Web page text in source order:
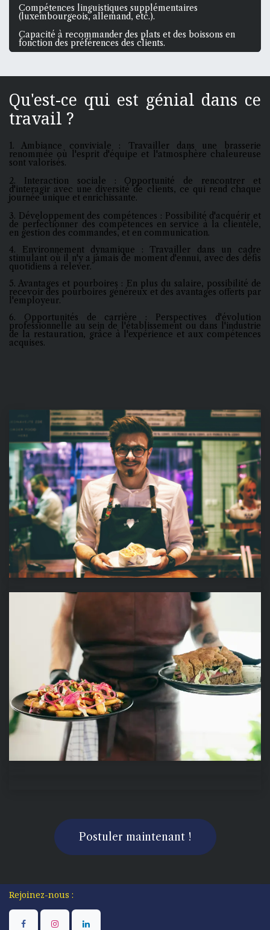
Compétences linguistiques supplémentaires
(luxembourgeois, allemand, etc.).
Capacité à recommander des plats et des boissons en
fonction des préférences des clients.
Qu'est-ce qui est génial dans ce
travail ?
1. Ambiance conviviale : Travailler dans une brasserie
renommée où l'esprit d'équipe et l'atmosphère chaleureuse
sont valorisés.
2. Interaction sociale : Opportunité de rencontrer et
d'interagir avec une diversité de clients, ce qui rend chaque
journée unique et enrichissante.
3. Développement des compétences : Possibilité d'acquérir et
de perfectionner des compétences en service à la clientèle,
en gestion des commandes, et en communication.
4. Environnement dynamique : Travailler dans un cadre
stimulant où il n'y a jamais de moment d'ennui, avec des défis
quotidiens à relever.
5. Avantages et pourboires : En plus du salaire, possibilité de
recevoir des pourboires généreux et des avantages offerts par
l'employeur.
6. Opportunités de carrière : Perspectives d'évolution
professionnelle au sein de l'établissement ou dans l'industrie
de la restauration, grâce à l'expérience et aux compétences
acquises.
Postuler maintenant !
​Rejoinez-nous :